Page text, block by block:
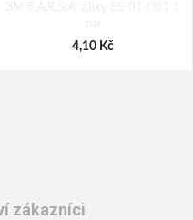
3M E.A.R.Soft zátky ES-01-001 1
pár
4,10 Kč
zákazníci